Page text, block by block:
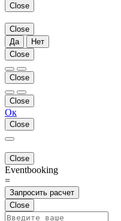
Close
Close
Да
Нет
Close
Close
Close
Ок
Close
Close
Eventbooking
=
Запросить расчет
Close